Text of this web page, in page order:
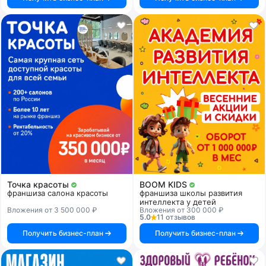
Точка красоты
франшиза салона красоты
Вложения от 3 500 000 ₽
Получить бизнес-план
BOOM KIDS
франшиза школы развития
интеллекта у детей
Вложения от 300 000 ₽
5.0
11 отзывов
Получить бизнес-план